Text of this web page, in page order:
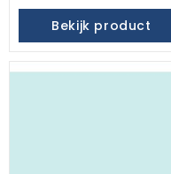
Bekijk product